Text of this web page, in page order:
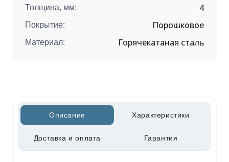
Толщина, мм: 4
Покрытие: Порошковое
Материал: Горячекатаная сталь
Описание Характеристики
Доставка и оплата Гарантия